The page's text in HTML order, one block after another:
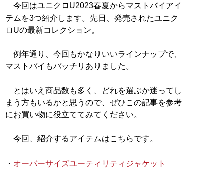
今回はユニクロU2023春夏からマストバイアイ
テムを3つ紹介します。先日、発売されたユニク
ロUの最新コレクション。
例年通り、今回もかなりいいラインナップで、
マストバイもバッチリありました。
とはいえ商品数も多く、どれを選ぶか迷ってし
まう方もいるかと思うので、ぜひこの記事を参考
にお買い物に役立ててみてください。
今回、紹介するアイテムはこちらです。
・ オーバーサイズユーティリティジャケット